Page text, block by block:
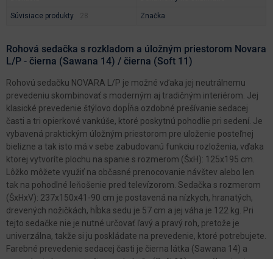
Súvisiace produkty Značka
Rohová sedačka s rozkladom a úložným priestorom Novara
L/P - čierna (Sawana 14) / čierna (Soft 11)
Rohovú sedačku NOVARA L/P je možné vďaka jej neutrálnemu
prevedeniu skombinovať s moderným aj tradičným interiérom. Jej
klasické prevedenie štýlovo dopĺňa ozdobné prešívanie sedacej
časti a tri opierkové vankúše, ktoré poskytnú pohodlie pri sedení. Je
vybavená praktickým úložným priestorom pre uloženie posteľnej
bielizne a tak isto má v sebe zabudovanú funkciu rozloženia, vďaka
ktorej vytvoríte plochu na spanie s rozmerom (ŠxH): 125x195 cm.
Lôžko môžete využiť na občasné prenocovanie návštev alebo len
tak na pohodlné leňošenie pred televízorom. Sedačka s rozmerom
(ŠxHxV): 237x150x41-90 cm je postavená na nízkych, hranatých,
drevených nožičkách, hĺbka sedu je 57 cm a jej váha je 122 kg. Pri
tejto sedačke nie je nutné určovať ľavý a pravý roh, pretože je
univerzálna, takže si ju poskládate na prevedenie, ktoré potrebujete.
Farebné prevedenie sedacej časti je čierna látka (Sawana 14) a